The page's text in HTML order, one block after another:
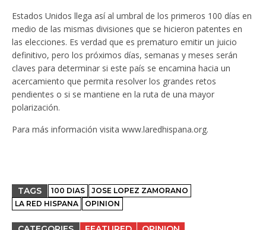
Estados Unidos llega así al umbral de los primeros 100 días en
medio de las mismas divisiones que se hicieron patentes en
las elecciones. Es verdad que es prematuro emitir un juicio
definitivo, pero los próximos días, semanas y meses serán
claves para determinar si este país se encamina hacia un
acercamiento que permita resolver los grandes retos
pendientes o si se mantiene en la ruta de una mayor
polarización.
Para más información visita www.laredhispana.org.
TAGS 100 DIAS
JOSE LOPEZ ZAMORANO
LA RED HISPANA
OPINION